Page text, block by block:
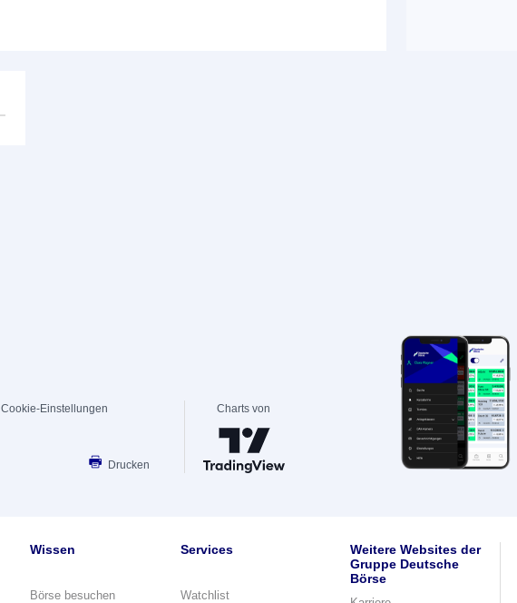
Cookie-Einstellungen
Drucken
Charts von
Wissen
Börse besuchen
Services
Watchlist
Weitere Websites der
Gruppe Deutsche
Börse